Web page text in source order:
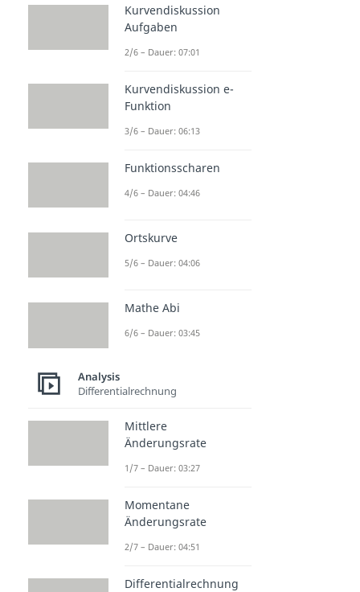
Kurvendiskussion
Aufgaben
2/6 – Dauer: 07:01
Kurvendiskussion e-
Funktion
3/6 – Dauer: 06:13
Funktionsscharen
4/6 – Dauer: 04:46
Ortskurve
5/6 – Dauer: 04:06
Mathe Abi
6/6 – Dauer: 03:45
Analysis
Differentialrechnung
Mittlere
Änderungsrate
1/7 – Dauer: 03:27
Momentane
Änderungsrate
2/7 – Dauer: 04:51
Differentialrechnung